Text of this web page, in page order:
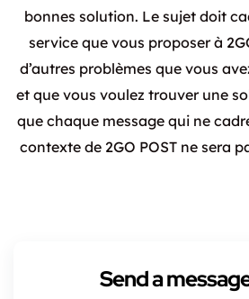
bonnes solution. Le sujet doit
service que vous proposer à
d’autres problèmes que vous
et que vous voulez trouver une
que chaque message qui ne
contexte de 2GO POST ne sera
Send a